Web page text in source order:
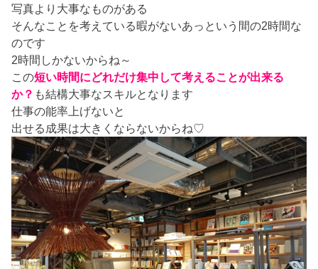
写真より大事なものがある
そんなことを考えている暇がないあっという間の2時間な
のです
2時間しかないからね～
この短い時間にどれだけ集中して考えることが出来る
か？ も結構大事なスキルとなります
仕事の能率上げないと
出せる成果は大きくならないからね♡